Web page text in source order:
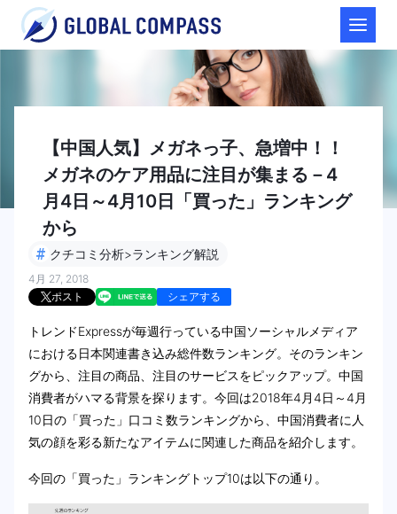
【中国人気】メガネっ子、急増中！！
メガネのケア用品に注目が集まる－4
月4日～4月10日「買った」ランキング
から
# クチコミ分析>ランキング解説
4月 27, 2018
ポスト
シェアする
トレンドExpressが毎週行っている中国ソーシャルメディア
における日本関連書き込み総件数ランキング。そのランキン
グから、注目の商品、注目のサービスをピックアップ。中国
消費者がハマる背景を探ります。今回は2018年4月4日～4月
10日の「買った」口コミ数ランキングから、中国消費者に人
気の顔を彩る新たなアイテムに関連した商品を紹介します。
今回の「買った」ランキングトップ10は以下の通り。